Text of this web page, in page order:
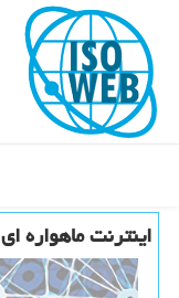
اینترنت ماهواره ای لیزری